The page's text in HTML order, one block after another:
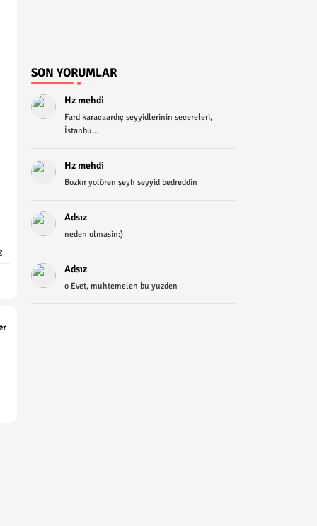
SON YORUMLAR
Hz mehdi
Fard karacaardıç seyyidlerinin secereleri,
İstanbu...
Hz mehdi
Bozkır yolören şeyh seyyid bedreddin
Adsız
neden olmasin:)
Adsız
o Evet, muhtemelen bu yuzden